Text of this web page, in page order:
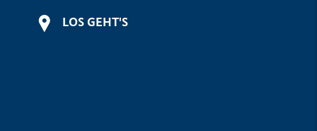
LOS GEHT'S